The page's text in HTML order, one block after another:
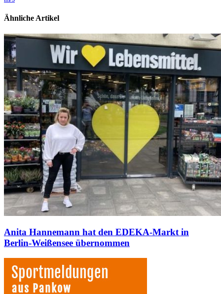
Ähnliche Artikel
Anita Hannemann hat den EDEKA-Markt in
Berlin-Weißensee übernommen